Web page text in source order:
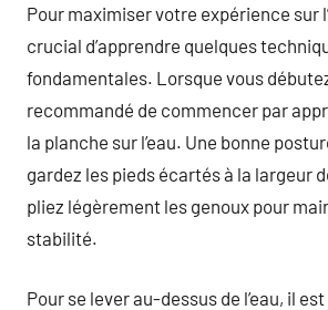
Pour maximiser votre expérience sur
crucial d’apprendre quelques
fondamentales. Lorsque vous
recommandé de commencer par
la planche sur l’eau. Une bonne
gardez les pieds écartés à la largeur
pliez légèrement les genoux pour
stabilité.
Pour se lever au-dessus de l’eau, il